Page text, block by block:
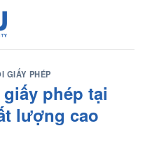
GIẤY PHÉP
phép tại
lượng cao